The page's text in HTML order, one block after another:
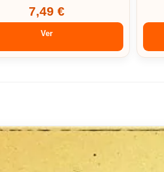
7,49 €
Ver